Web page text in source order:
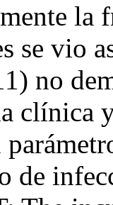
la
se vio
no
clínica
de